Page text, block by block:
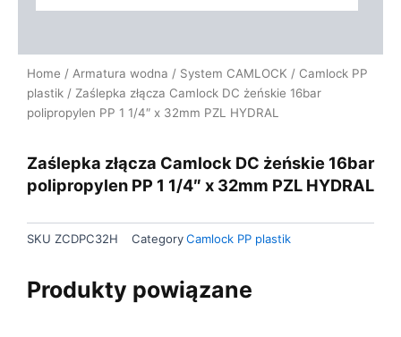
Home / Armatura wodna / System CAMLOCK / Camlock PP
plastik / Zaślepka złącza Camlock DC żeńskie 16bar
polipropylen PP 1 1/4″ x 32mm PZL HYDRAL
Zaślepka złącza Camlock DC żeńskie 16bar
polipropylen PP 1 1/4″ x 32mm PZL HYDRAL
SKU ZCDPC32H CategoryCamlock PP plastik
Produkty powiązane